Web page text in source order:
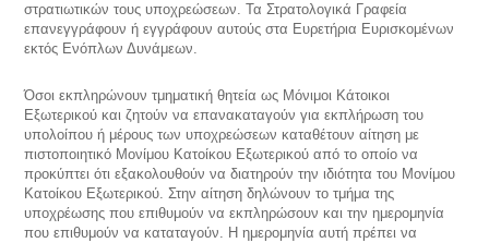
στρατιωτικών τους υποχρεώσεων. Τα Στρατολογικά Γραφεία
επανεγγράφουν ή εγγράφουν αυτούς στα Ευρετήρια Ευρισκομένων
εκτός Ενόπλων Δυνάμεων.
Όσοι εκπληρώνουν τμηματική θητεία ως Μόνιμοι Κάτοικοι
Εξωτερικού και ζητούν να επανακαταγούν για εκπλήρωση του
υπολοίπου ή μέρους των υποχρεώσεων καταθέτουν αίτηση με
πιστοποιητικό Μονίμου Κατοίκου Εξωτερικού από το οποίο να
προκύπτει ότι εξακολουθούν να διατηρούν την ιδιότητα του Μονίμου
Κατοίκου Εξωτερικού. Στην αίτηση δηλώνουν το τμήμα της
υποχρέωσης που επιθυμούν να εκπληρώσουν και την ημερομηνία
που επιθυμούν να καταταγούν. Η ημερομηνία αυτή πρέπει να